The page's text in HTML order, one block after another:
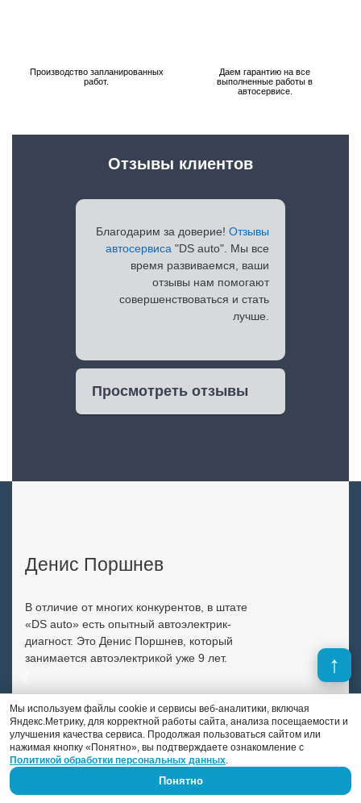
Производство запланированных
работ.
Даем гарантию на все
выполненные работы в
автосервисе.
Благодарим за доверие! Отзывы
автосервиса "DS auto". Мы все
время развиваемся, ваши
отзывы нам помогают
совершенствоваться и стать
лучше.
Просмотреть отзывы
Отзывы клиентов
Денис Поршнев
В отличие от многих конкурентов, в штате
«DS auto» есть опытный автоэлектрик-
диагност. Это Денис Поршнев, который
занимается автоэлектрикой уже 9 лет.
Next
Мы используем файлы cookie и сервисы веб-аналитики, включая
Яндекс.Метрику, для корректной работы сайта, анализа посещаемости и
улучшения качества сервиса. Продолжая пользоваться сайтом или
нажимая кнопку «Понятно», вы подтверждаете ознакомление с
Политикой обработки персональных данных.
Понятно